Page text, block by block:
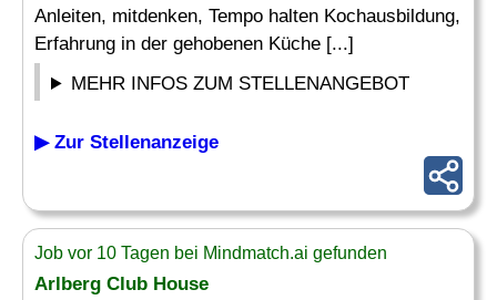
Anleiten, mitdenken, Tempo halten Kochausbildung,
Erfahrung in der gehobenen Küche [...]
MEHR INFOS ZUM STELLENANGEBOT
▶ Zur Stellenanzeige
Job vor 10 Tagen bei Mindmatch.ai gefunden
Arlberg Club House